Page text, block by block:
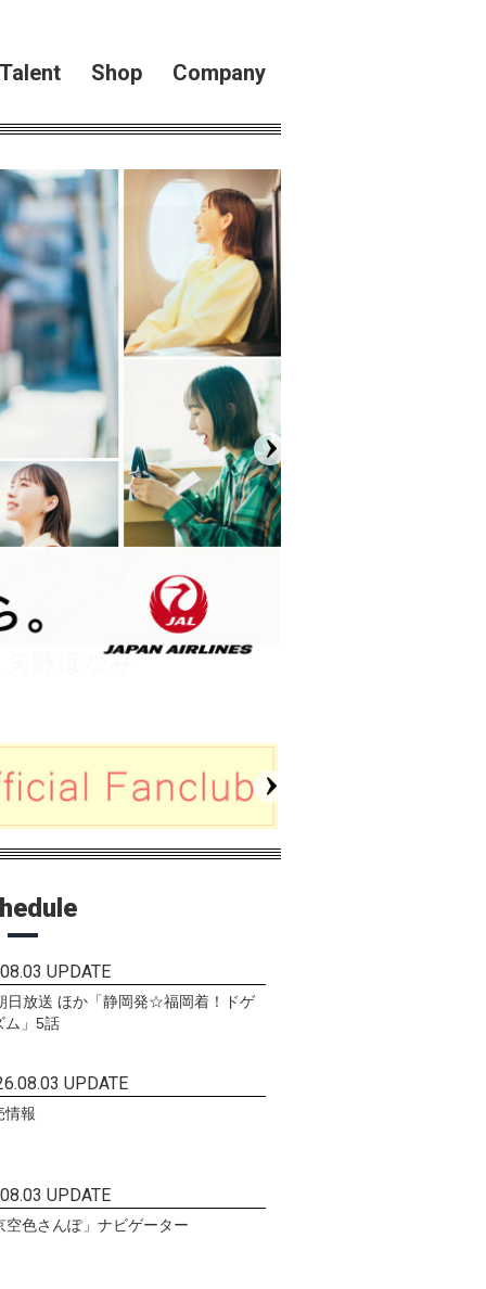
Talent Shop Company
UPDATE
放送 ほか「静岡発☆福岡着！ドゲ
ム」5話
UPDATE
情報
UPDATE
色さんぽ」ナビゲーター